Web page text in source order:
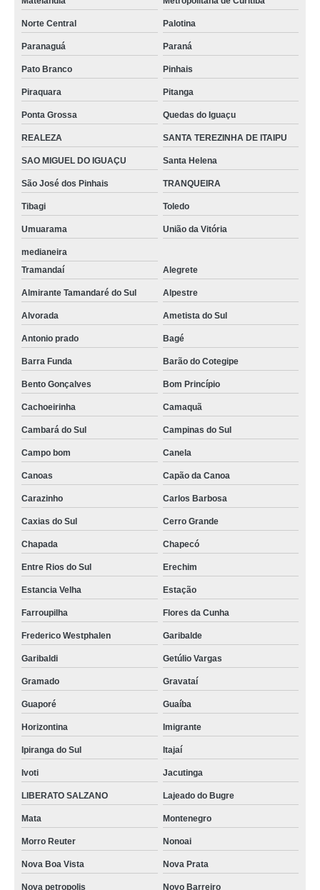
Norte Central Palotina
Paranaguá Paraná
Pato Branco Pinhais
Piraquara Pitanga
Ponta Grossa Quedas do Iguaçu
REALEZA SANTA TEREZINHA DE ITAIPU
SAO MIGUEL DO IGUAÇU Santa Helena
São José dos Pinhais TRANQUEIRA
Tibagi Toledo
Umuarama União da Vitória
medianeira
Tramandaí
Alegrete
Almirante Tamandaré do Sul Alpestre
Alvorada Ametista do Sul
Antonio prado Bagé
Barra Funda Barão do Cotegipe
Bento Gonçalves Bom Princípio
Cachoeirinha Camaquã
Cambará do Sul Campinas do Sul
Campo bom Canela
Canoas Capão da Canoa
Carazinho Carlos Barbosa
Caxias do Sul Cerro Grande
Chapada Chapecó
Entre Rios do Sul Erechim
Estancia Velha Estação
Farroupilha Flores da Cunha
Frederico Westphalen Garibalde
Garibaldi Getúlio Vargas
Gramado Gravataí
Guaporé Guaíba
Horizontina Imigrante
Ipiranga do Sul Itajaí
Ivoti Jacutinga
LIBERATO SALZANO Lajeado do Bugre
Mata Montenegro
Morro Reuter Nonoai
Nova Boa Vista Nova Prata
Nova petropolis Novo Barreiro